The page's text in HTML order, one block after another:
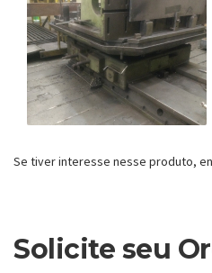
Se tiver interesse nesse produto,
Solicite seu